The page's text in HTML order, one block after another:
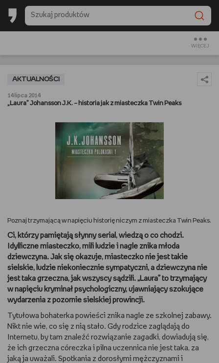
WIĘCEJ
BACK TO SCHOOL
SŁUCHAM
BACK TO SCHOOL
DBAM O URODĘ
TRENUJĘ
URZĄDZAM I DEKORUJĘ
PASJE DZIECKA
GRAM
AKTUALNOŚCI
14 lipca 2014
„Laura” Johansson J.K. – historia jak z miasteczka Twin Peaks
Poznaj trzymającą w napięciu historię niczym z miasteczka Twin Peaks.
Ci, którzy pamiętają słynny serial, wiedzą o co chodzi.
Idylliczne miasteczko, mili ludzie i nagle znika młoda
dziewczyna. Jak się okazuje, miasteczko nie jest takie
sielskie, ludzie niekoniecznie sympatyczni, a dziewczyna nie
jest taka grzeczna, jak wszyscy sądzili. „Laura” to trzymający
w napięciu kryminał psychologiczny, ujawniający szokujące
wydarzenia z pozornie sielskiej prowincji.
Tytułowa bohaterka powieści znika nagle ze szkolnej zabawy.
Nikt nie wie, co się z nią stało. Gdy rodzice zaglądają do
Internetu, by tam znaleźć rozwiązanie zagadki, dowiadują się,
że ich grzeczna córeczka i pilna uczennica nie jest taka, za
jaką ja uważali. Spotkania z dorosłymi mężczyznami i